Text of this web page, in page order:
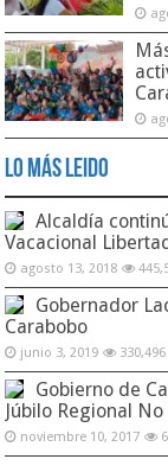
Lo Más Leido
Alcaldía
Vacacional
agosto 13, 2018
Gobernador
Carabobo
junio 3, 2019 330,496
Gobierno de
Júbilo Regional
noviembre 10, 2017